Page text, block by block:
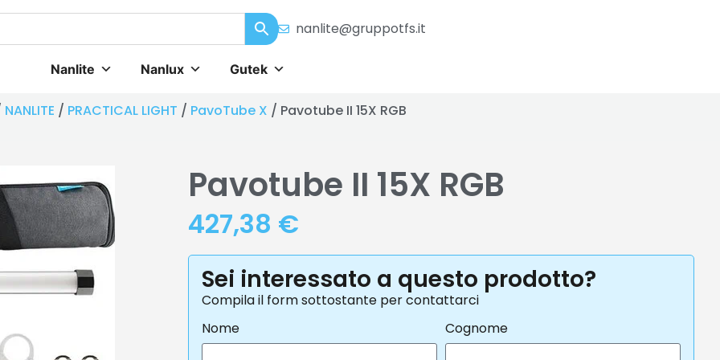
nanlite@gruppotfs.it
Nanlite Nanlux Gutek
NANLITE / PRACTICAL LIGHT / PavoTube X / Pavotube II 15X RGB
Pavotube II 15X RGB
427,38 €
Sei interessato a questo prodotto?
Compila il form sottostante per contattarci
Nome
Cognome